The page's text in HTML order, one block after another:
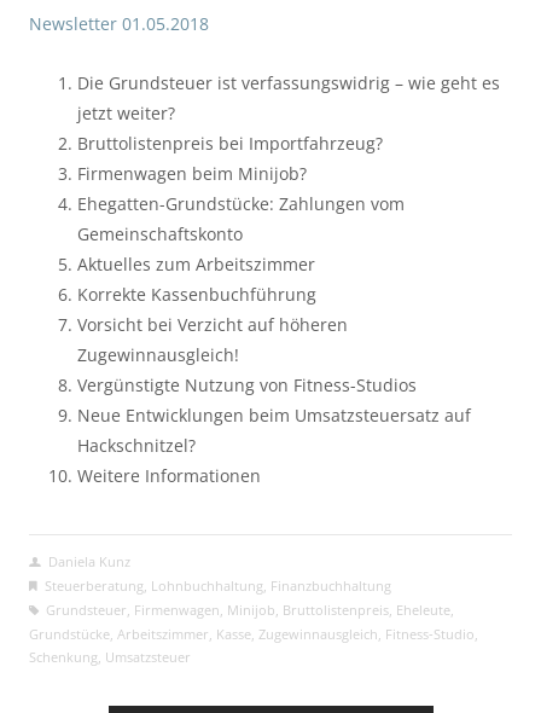
Newsletter 01.05.2018
Die Grundsteuer ist verfassungswidrig – wie geht es
jetzt weiter?
Bruttolistenpreis bei Importfahrzeug?
Firmenwagen beim Minijob?
Ehegatten-Grundstücke: Zahlungen vom
Gemeinschaftskonto
Aktuelles zum Arbeitszimmer
Korrekte Kassenbuchführung
Vorsicht bei Verzicht auf höheren
Zugewinnausgleich!
Vergünstigte Nutzung von Fitness-Studios
Neue Entwicklungen beim Umsatzsteuersatz auf
Hackschnitzel?
Weitere Informationen
Daniela Kunz
Steuerberatung Lohnbuchhaltung Finanzbuchhaltung
Grundsteuer Firmenwagen Minijob Bruttolistenpreis, Eheleute,
Grundstücke Arbeitszimmer Kasse Zugewinnausgleich Fitness-Studio
Schenkung Umsatzsteuer